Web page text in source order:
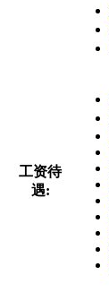
工资待
遇: